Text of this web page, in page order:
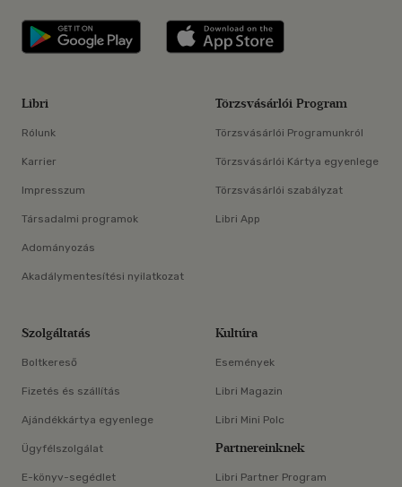
Libri applikáció Szerezd meg: Google
Libri
Rólunk
Karrier
Impresszum
Társadalmi programok
Adományozás
Akadálymentesítési nyilatkozat
Törzsvásárlói Program
Törzsvásárlói Programunkról
Törzsvásárlói Kártya egyenlege
Törzsvásárlói szabályzat
Libri App
Szolgáltatás
Boltkereső
Fizetés és szállítás
Ajándékkártya egyenlege
Ügyfélszolgálat
E-könyv-segédlet
Kultúra
Események
Libri Magazin
Libri Mini Polc
Partnereinknek
Libri Partner Program